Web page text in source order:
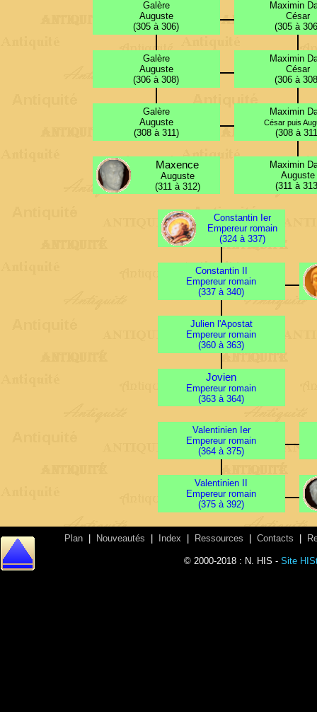
Galère
Auguste
(305 à 306)
Maximin
César
(305 à
Galère
Auguste
(306 à 308)
Maximin
César
(306 à
Galère
Auguste
(308 à 311)
Maximin
César puis
(308 à
Maxence
Auguste
(311 à 312)
Maximin
Auguste
(311 à
Constantin Ier
Empereur romain
(324 à 337)
Constantin II
Empereur romain
(337 à 340)
Julien l'Apostat
Empereur romain
(360 à 363)
Jovien
Empereur romain
(363 à 364)
Valentinien Ier
Empereur romain
(364 à 375)
Valentinien II
Empereur romain
(375 à 392)
Plan Nouveautés Index Ressources Contacts
© 2000-2018 : N. HIS - Site